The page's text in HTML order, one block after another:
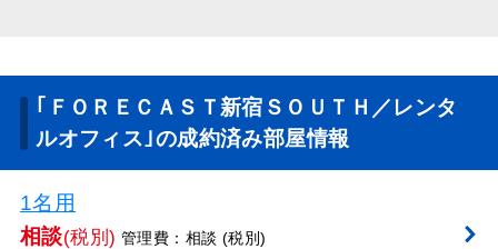
｢ＦＯＲＥＣＡＳＴ新宿ＳＯＵＴＨ／レンタ
ルオフィス｣の成約済み部屋情報
1名用
相談(税別) 管理費：相談 (税別)